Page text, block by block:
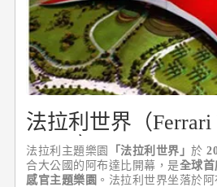
法拉利世界（Ferrari
Dhabi）
法拉利主題樂園 「法拉利世界」於
合大公國的阿布達比開幕，是全球
感官主題樂園 。法拉利世界坐落於